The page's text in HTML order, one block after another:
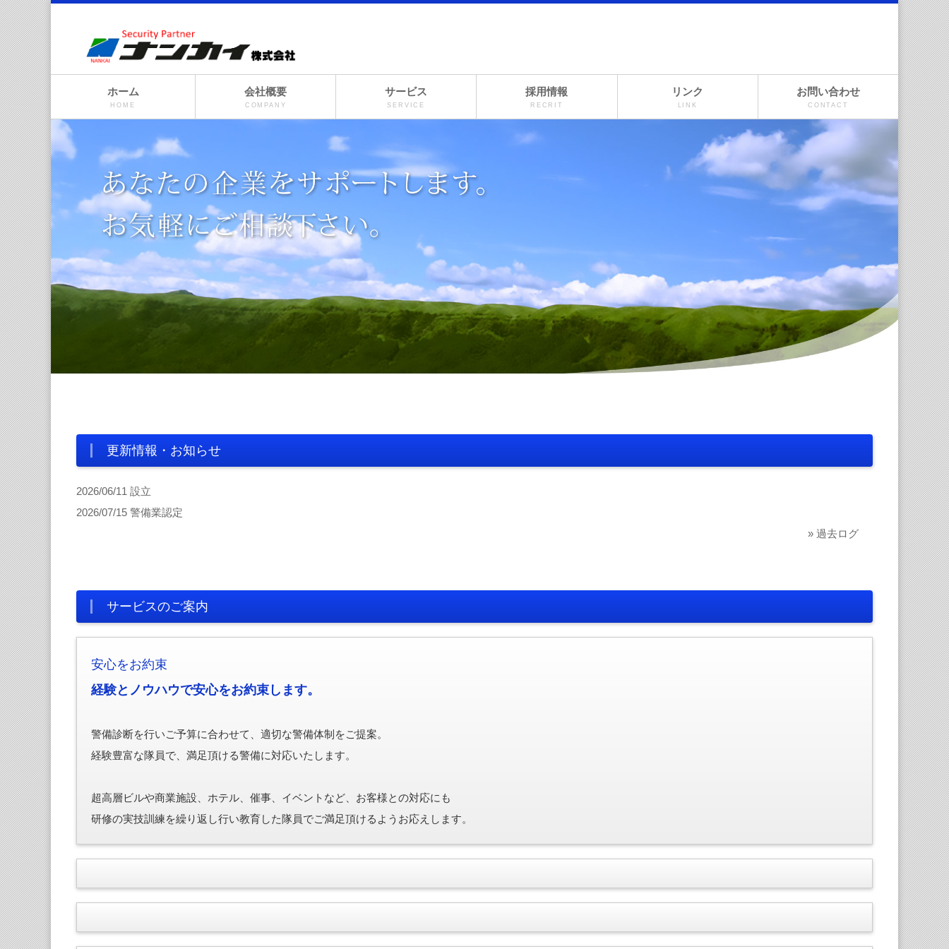
ホーム
HOME
会社概要
COMPANY
サービス
SERVICE
採用情報
RECRIT
リンク
LINK
お問い合わせ
CONTACT
更新情報・お知らせ
2026/06/11 設立
2026/07/15 警備業認定
» 過去ログ
サービスのご案内
安心をお約束
経験とノウハウで安心をお約束します。
警備診断を行いご予算に合わせて、適切な警備体制をご提案。
経験豊富な隊員で、満足頂ける警備に対応いたします。
超高層ビルや商業施設、ホテル、催事、イベントなど、お客様との対応にも
研修の実技訓練を繰り返し行い教育した隊員でご満足頂けるようお応えします。